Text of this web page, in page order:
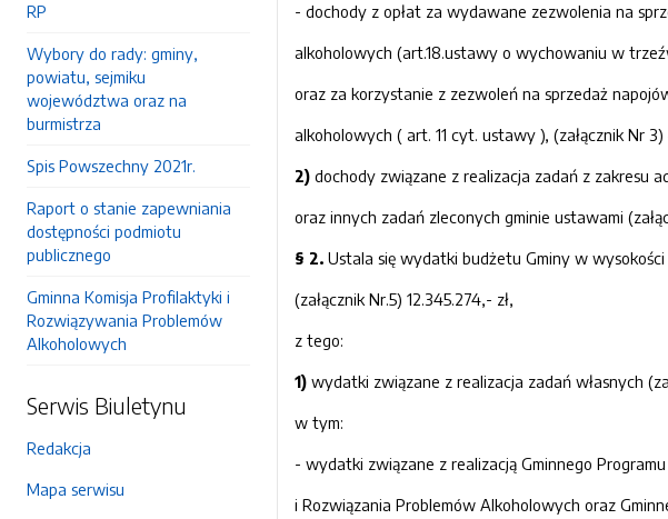
RP
Wybory do rady: gminy,
powiatu, sejmiku
województwa oraz na
burmistrza
Spis Powszechny 2021r.
Raport o stanie zapewniania
dostępności podmiotu
publicznego
Gminna Komisja Profilaktyki i
Rozwiązywania Problemów
Alkoholowych
Serwis Biuletynu
Redakcja
Mapa serwisu
- dochody z opłat za wydawane zezwolenia na
alkoholowych (art.18.ustawy o wychowaniu w
oraz za korzystanie z zezwoleń na sprzedaż
alkoholowych ( art. 11 cyt. ustawy ), (załącznik Nr
2) dochody związane z realizacja zadań z zakresu
oraz innych zadań zleconych gminie ustawami
§ 2. Ustala się wydatki budżetu Gminy w wysokości
(załącznik Nr.5) 12.345.274,- zł,
z tego:
1) wydatki związane z realizacja zadań własnych
w tym:
- wydatki związane z realizacją Gminnego
i Rozwiązania Problemów Alkoholowych oraz